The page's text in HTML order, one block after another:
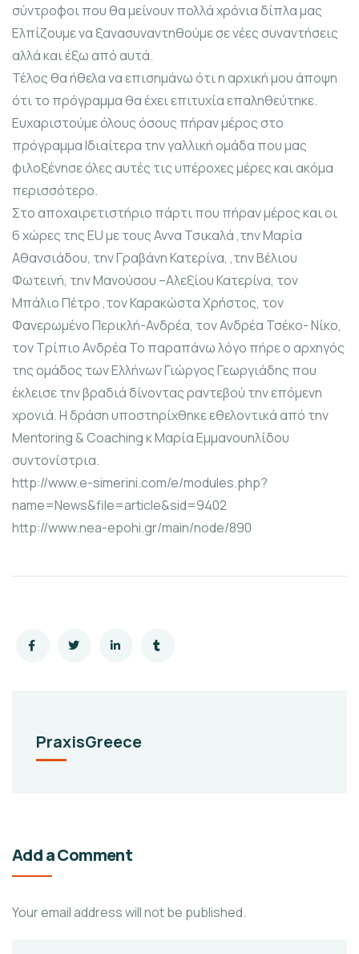
σύντροφοι που θα μείνουν πολλά χρόνια δίπλα μας
Ελπίζουμε να ξανασυναντηθούμε σε νέες συναντήσεις
αλλά και έξω από αυτά.
Τέλος θα ήθελα να επισημάνω ότι η αρχική μου άποψη
ότι το πρόγραμμα θα έχει επιτυχία επαληθεύτηκε.
Ευχαριστούμε όλους όσους πήραν μέρος στο
πρόγραμμα Ιδιαίτερα την γαλλική ομάδα που μας
φιλοξένησε όλες αυτές τις υπέροχες μέρες και ακόμα
περισσότερο.
Στο αποχαιρετιστήριο πάρτι που πήραν μέρος και οι
6 χώρες της EU με τους Αννα Τσικαλά ,την Μαρία
Αθανσιάδου, την Γραβάνη Κατερίνα, ,την Βέλιου
Φωτεινή, την Μανούσου –Αλεξίου Κατερίνα, τον
Μπάλιο Πέτρο ,τον Καρακώστα Χρήστος, τον
Φανερωμένο Περικλή-Ανδρέα, τον Ανδρέα Τσέκο- Νίκο,
τον Τρίπιο Ανδρέα Το παραπάνω λόγο πήρε ο αρχηγός
της ομάδος των Ελλήνων Γιώργος Γεωργιάδης που
έκλεισε την βραδιά δίνοντας ραντεβού την επόμενη
χρονιά. Η δράση υποστηρίχθηκε εθελοντικά από την
Mentoring & Coaching κ Μαρία Εμμανουηλίδου
συντονίστρια.
http://www.e-simerini.com/e/modules.php?
name=News&file=article&sid=9402
http://www.nea-epohi.gr/main/node/890
PraxisGreece
Add a Comment
Your email address will not be published.